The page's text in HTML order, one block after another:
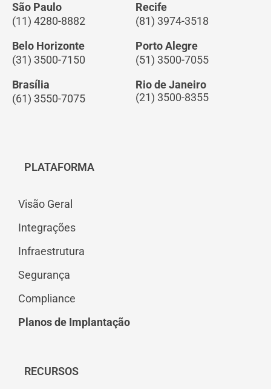
São Paulo
(11) 4280-8882
Recife
(81) 3974-3518
Belo Horizonte
(31) 3500-7150
Porto Alegre
(51) 3500-7055
Brasília
(61) 3550-7075
Rio de Janeiro
(21) 3500-8355
PLATAFORMA
Visão Geral
Integrações
Infraestrutura
Segurança
Compliance
Planos de Implantação
RECURSOS